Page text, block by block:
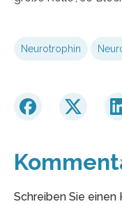
Neurotrophin
Schreiben Sie einen